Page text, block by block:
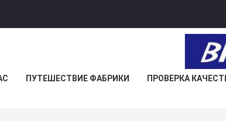
ПУТЕШЕСТВИЕ ФАБРИКИ ПРОВЕРКА